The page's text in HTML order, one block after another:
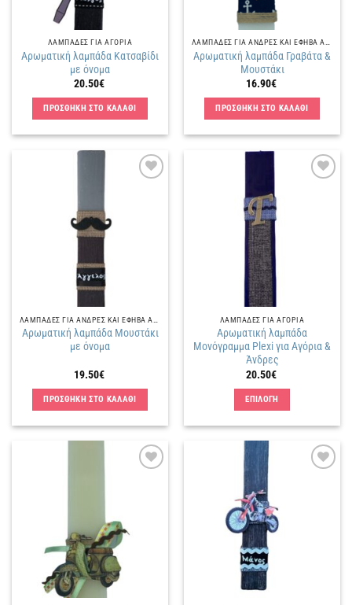
ΛΑΜΠΑΔΕΣ ΓΙΑ ΑΓΟΡΙΑ
Αρωματική λαμπάδα Κατσαβίδι
με όνομα
20.50€
ΠΡΟΣΘΗΚΗ ΣΤΟ ΚΑΛΑΘΙ
Αρωματική λαμπάδα Γραβάτα &
Μουστάκι
16.90€
ΠΡΟΣΘΗΚΗ ΣΤΟ ΚΑΛΑΘΙ
Αρωματική λαμπάδα Μουστάκι
με όνομα
19.50€
ΠΡΟΣΘΗΚΗ ΣΤΟ ΚΑΛΑΘΙ
ΛΑΜΠΑΔΕΣ ΓΙΑ ΑΓΟΡΙΑ
Αρωματική λαμπάδα
Μονόγραμμα Plexi για Αγόρια &
Άνδρες
20.50€
ΕΠΙΛΟΓΗ
προϊόν
έχει
πολλαπλές
παραλλαγές.
Οι
επιλογές
μπορούν
να
επιλεγούν